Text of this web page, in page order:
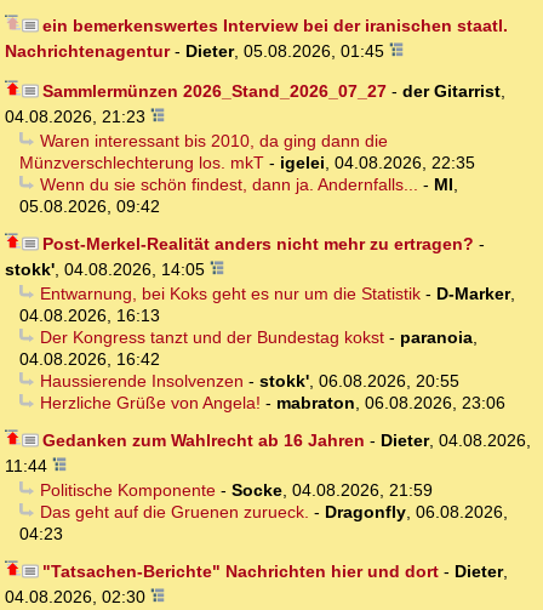
ein bemerkenswertes Interview bei der iranischen staatl.
Nachrichtenagentur- Dieter, 05.08.2026, 01:45
Sammlermünzen 2026_Stand_2026_07_27- der Gitarrist,
04.08.2026, 21:23
Waren interessant bis 2010, da ging dann die
Münzverschlechterung los. mkT - igelei, 04.08.2026, 22:35
Wenn du sie schön findest, dann ja. Andernfalls... - MI,
05.08.2026, 09:42
Post-Merkel-Realität anders nicht mehr zu ertragen? -
stokk', 04.08.2026, 14:05
Entwarnung, bei Koks geht es nur um die Statistik- D-Marker,
04.08.2026, 16:13
Der Kongress tanzt und der Bundestag kokst- paranoia,
04.08.2026, 16:42
Haussierende Insolvenzen - stokk', 06.08.2026, 20:55
Herzliche Grüße von Angela! - mabraton, 06.08.2026, 23:06
Gedanken zum Wahlrecht ab 16 Jahren - Dieter, 04.08.2026,
11:44
Politische Komponente- Socke, 04.08.2026, 21:59
Das geht auf die Gruenen zurueck. - Dragonfly, 06.08.2026,
04:23
"Tatsachen-Berichte" Nachrichten hier und dort- Dieter,
04.08.2026, 02:30